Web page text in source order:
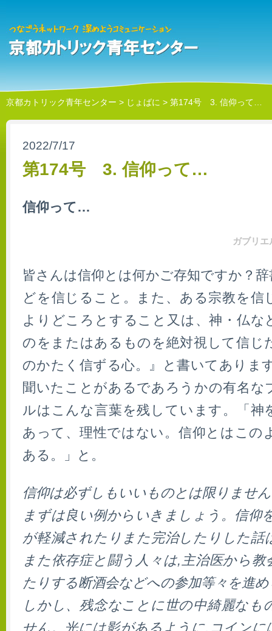
京都カトリック青年センター > じょばに > 第174号 3. 信仰って…
2022/7/17
第174号 3. 信仰って…
信仰って…
ガブリ
皆さんは信仰とは何かご存知ですか？
どを信じること。また、ある宗教を信
よりどころとすること又は、神・仏な
のをまたはあるものを絶対視して信じ
のかたく信ずる心。』と書いてありま
聞いたことがあるであろうかの有名な
ルはこんな言葉を残しています。「神
あって、理性ではない。信仰とはこの
ある。」と。
信仰は必ずしもいいものとは限りませ
まずは良い例からいきましょう。信仰
が軽減されたりまた完治したりした話
また依存症と闘う人々は,主治医から教
たりする断酒会などへの参加等々を進
しかし、残念なことに世の中綺麗なも
せん。光には影があるように,コインに